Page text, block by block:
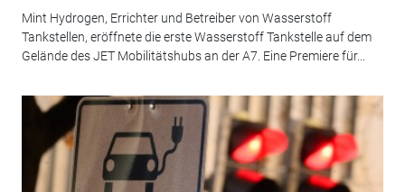
Mint Hydrogen, Errichter und Betreiber von Wasserstoff
Tankstellen, eröffnete die erste Wasserstoff Tankstelle auf dem
Gelände des JET Mobilitätshubs an der A7. Eine Premiere für...